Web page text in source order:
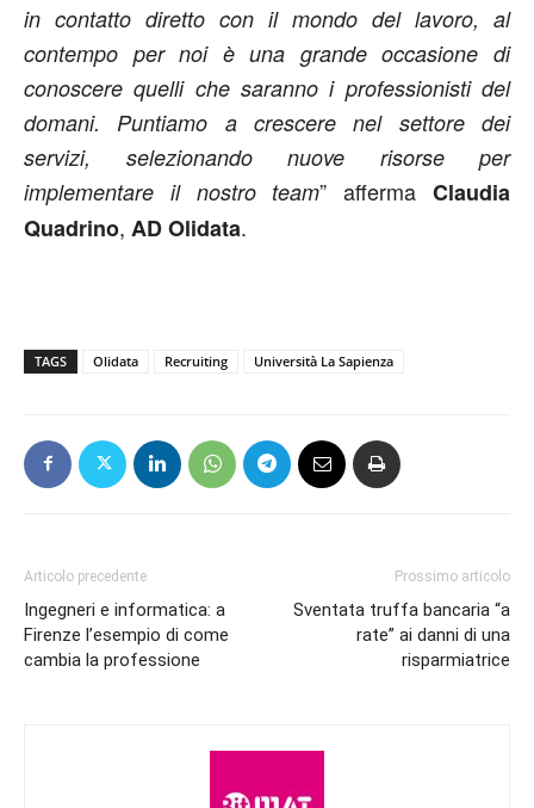
in contatto diretto con il mondo del lavoro, al
contempo per noi è una grande occasione di
conoscere quelli che saranno i professionisti del
domani. Puntiamo a crescere nel settore dei
servizi, selezionando nuove risorse per
implementare il nostro team” affermaClaudia
Quadrino, AD Olidata.
TAGS Olidata Recruiting Università La Sapienza
Articolo precedente
Ingegneri e informatica: a
Firenze l’esempio di come
cambia la professione
Prossimo articolo
Sventata truffa bancaria “a
rate” ai danni di una
risparmiatrice